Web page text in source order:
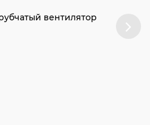
вентилятор